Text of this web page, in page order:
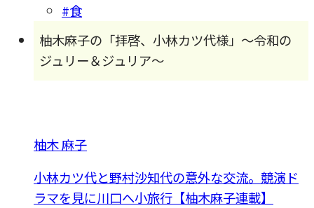
#食
柚木麻子の「拝啓、小林カツ代様」～令和の
ジュリー＆ジュリア～
柚木 麻子
小林カツ代と野村沙知代の意外な交流。競演ド
ラマを見に川口へ小旅行【柚木麻子連載】